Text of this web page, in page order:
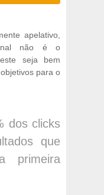
apelativo,
não é o
seja bem
para o
dos clicks
que
primeira